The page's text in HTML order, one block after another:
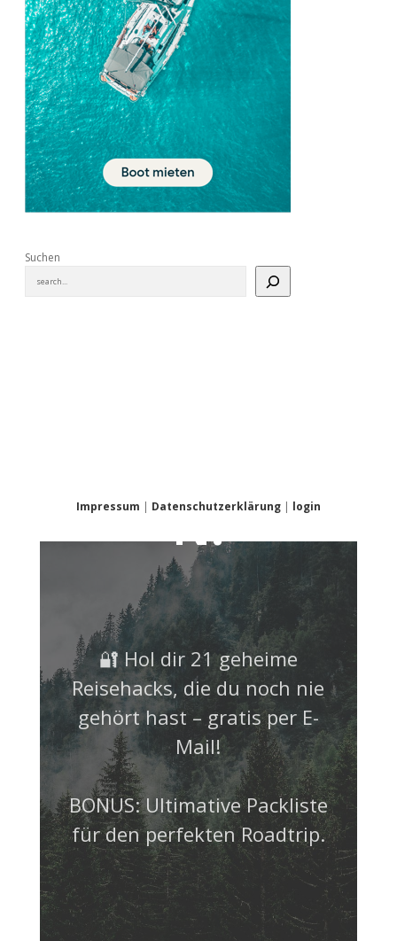
Suchen
Impressum | Datenschutzerklärung | login
N!
🔐 Hol dir 21 geheime
Reisehacks, die du noch nie
gehört hast – gratis per E-
Mail!
BONUS: Ultimative Packliste
für den perfekten Roadtrip.